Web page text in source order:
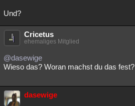
Und?
Cricetus
ehemaliges Mitglied
@dasewige
Wieso das? Woran machst du das fest?
dasewige